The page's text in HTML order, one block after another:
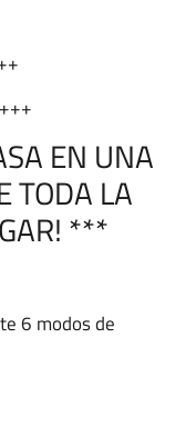
EN UNA
TODA LA
***
6 modos de